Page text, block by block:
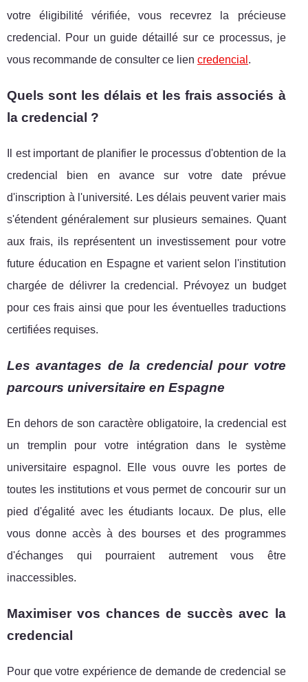
votre éligibilité vérifiée, vous recevrez la précieuse
credencial. Pour un guide détaillé sur ce processus, je
vous recommande de consulter ce lien credencial .
Quels sont les délais et les frais associés à
la credencial ?
Il est important de planifier le processus d'obtention de la
credencial bien en avance sur votre date prévue
d'inscription à l'université. Les délais peuvent varier mais
s'étendent généralement sur plusieurs semaines. Quant
aux frais, ils représentent un investissement pour votre
future éducation en Espagne et varient selon l'institution
chargée de délivrer la credencial. Prévoyez un budget
pour ces frais ainsi que pour les éventuelles traductions
certifiées requises.
Les avantages de la credencial pour votre
parcours universitaire en Espagne
En dehors de son caractère obligatoire, la credencial est
un tremplin pour votre intégration dans le système
universitaire espagnol. Elle vous ouvre les portes de
toutes les institutions et vous permet de concourir sur un
pied d'égalité avec les étudiants locaux. De plus, elle
vous donne accès à des bourses et des programmes
d'échanges qui pourraient autrement vous être
inaccessibles.
Maximiser vos chances de succès avec la
credencial
Pour que votre expérience de demande de credencial se